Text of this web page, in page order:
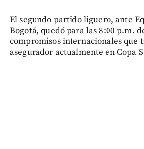
El segundo partido liguero, ante
Bogotá, quedó para las 8:00 p.m.
compromisos internacionales que
asegurador actualmente en Copa